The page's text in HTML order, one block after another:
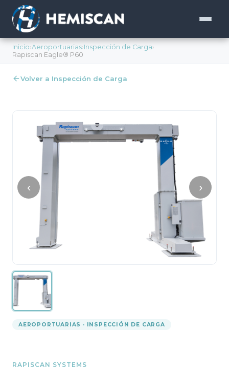
Inicio›Aeroportuarias›Inspección de Carga›
Rapiscan Eagle® P60
Volver a Inspección de Carga
‹ ›
AEROPORTUARIAS · INSPECCIÓN DE CARGA
RAPISCAN SYSTEMS